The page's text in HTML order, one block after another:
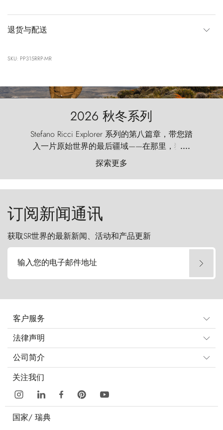
退货与配送
SKU: PP315RRP-MR
2026 秋冬系列
Stefano Ricci Explorer 系列的第八篇章，带您踏
入一片原始世界的最后疆域——在那里，狂风
以远古的怒号雕琢着自然，而百内塔（Torres
del Paine）则宛如石砌的哨兵，傲然向苍穹发
起挑战。
....
探索更多
订阅新闻通讯
获取SR世界的最新新闻、活动和产品更新
输入您的电子邮件地址
客户服务
法律声明
公司简介
关注我们
国家/ 瑞典